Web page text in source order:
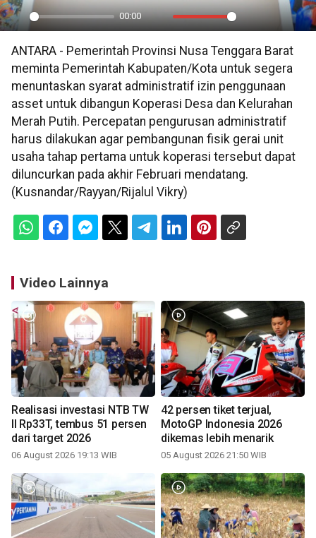
Play
00:00
Mute Settings
PIP
ANTARA - Pemerintah Provinsi Nusa Tenggara Barat
meminta Pemerintah Kabupaten/Kota untuk segera
menuntaskan syarat administratif izin penggunaan
asset untuk dibangun Koperasi Desa dan Kelurahan
Merah Putih. Percepatan pengurusan administratif
harus dilakukan agar pembangunan fisik gerai unit
usaha tahap pertama untuk koperasi tersebut dapat
diluncurkan pada akhir Februari mendatang.
(Kusnandar/Rayyan/Rijalul Vikry)
Video Lainnya
Realisasi investasi NTB TW
II Rp33T, tembus 51 persen
dari target 2026
06 August 2026 19:13 WIB
42 persen tiket terjual,
MotoGP Indonesia 2026
dikemas lebih menarik
05 August 2026 21:50 WIB